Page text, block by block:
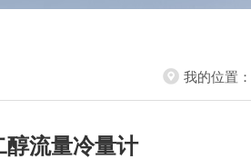
我的位置：
醇流量冷量计